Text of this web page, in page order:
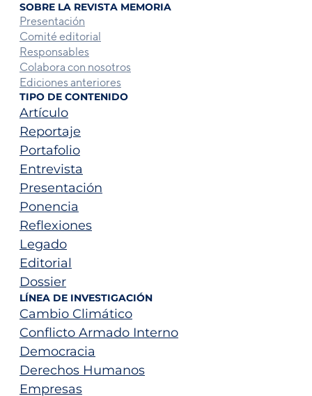
SOBRE LA REVISTA MEMORIA
Presentación
Comité editorial
Responsables
Colabora con nosotros
Ediciones anteriores
TIPO DE CONTENIDO
Artículo
Reportaje
Portafolio
Entrevista
Presentación
Ponencia
Reflexiones
Legado
Editorial
Dossier
LÍNEA DE INVESTIGACIÓN
Cambio Climático
Conflicto Armado Interno
Democracia
Derechos Humanos
Empresas